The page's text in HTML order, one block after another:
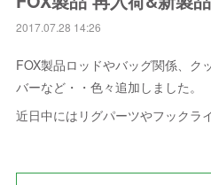
2017.07.28 14:26
FOX製品ロッドやバッグ関係、ク
バーなど・・色々追加しました。
近日中にはリグパーツやフックラ